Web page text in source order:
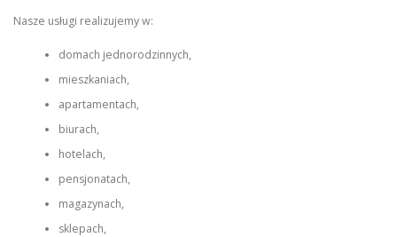
Nasze usługi realizujemy w:
domach jednorodzinnych,
mieszkaniach,
apartamentach,
biurach,
hotelach,
pensjonatach,
magazynach,
sklepach,